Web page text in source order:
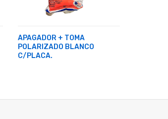
APAGADOR + TOMA
POLARIZADO BLANCO
C/PLACA.